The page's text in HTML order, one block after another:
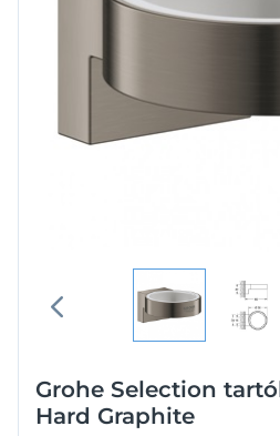
Grohe Selection
Hard Graphite